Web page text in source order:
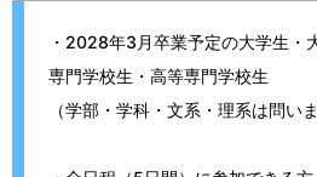
・2028年3月卒業予定の大学生・
専門学校生・高等専門学校生
（学部・学科・文系・理系は問いま